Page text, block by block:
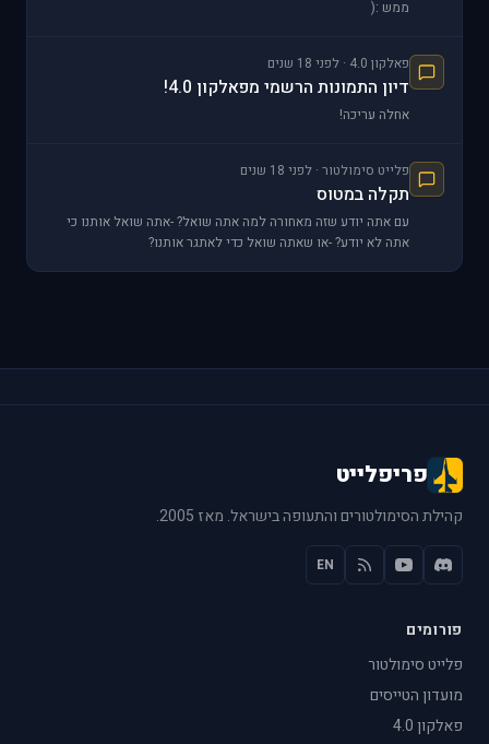
ממש :(
פאלקון 4.0 · לפני 18 שנים
דיון התמונות הרשמי מפאלקון 4.0!
אחלה עריכה!
פלייט סימולטור · לפני 18 שנים
תקלה במטוס
עם אתה יודע שזה מאחורה למה אתה שואל? -אתה שואל אותנו כי
אתה לא יודע? -או שאתה שואל כדי לאתגר אותנו?
פריפלייט
קהילת הסימולטורים והתעופה בישראל. מאז 2005.
EN
פורומים
פלייט סימולטור
מועדון הטייסים
פאלקון 4.0